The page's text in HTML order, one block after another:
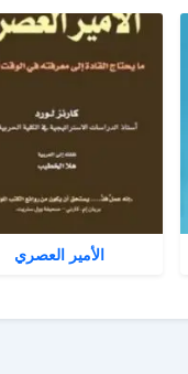
الأمير العصري